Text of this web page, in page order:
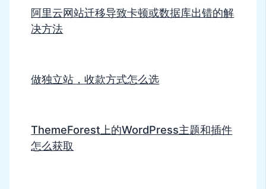
阿里云网站迁移导致卡顿或数据库出错的解
决方法
做独立站，收款方式怎么选
ThemeForest上的WordPress主题和插件
怎么获取